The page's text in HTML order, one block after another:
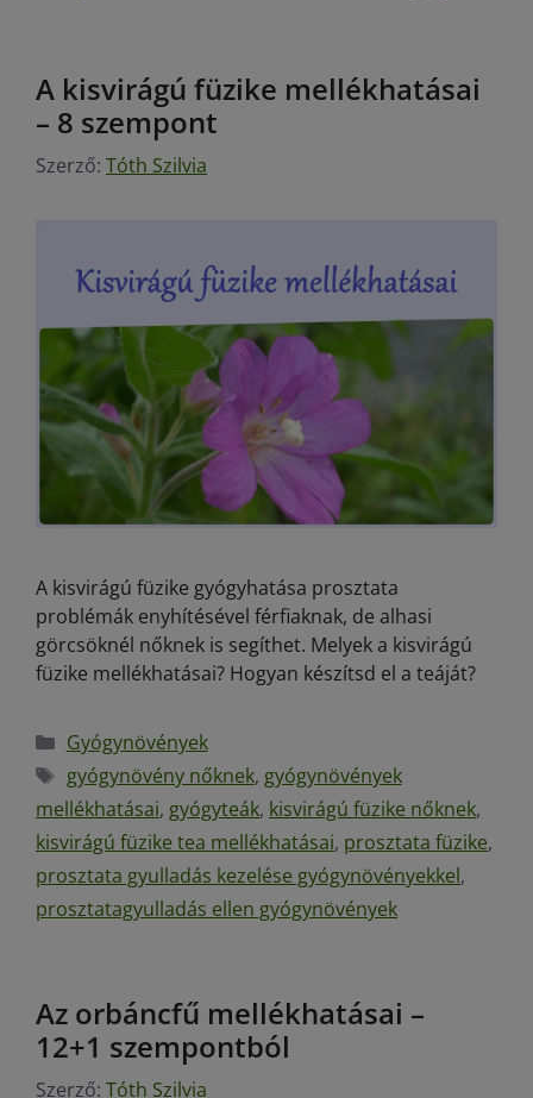
A kisvirágú füzike mellékhatásai
– 8 szempont
Szerző: Tóth Szilvia
A kisvirágú füzike gyógyhatása prosztata
problémák enyhítésével férfiaknak, de alhasi
görcsöknél nőknek is segíthet. Melyek a kisvirágú
füzike mellékhatásai? Hogyan készítsd el a teáját?
Gyógynövények
gyógynövény nőknek, gyógynövények
mellékhatásai, gyógyteák, kisvirágú füzike nőknek,
kisvirágú füzike tea mellékhatásai, prosztata füzike,
prosztata gyulladás kezelése gyógynövényekkel,
prosztatagyulladás ellen gyógynövények
Az orbáncfű mellékhatásai –
12+1 szempontból
Szerző: Tóth Szilvia